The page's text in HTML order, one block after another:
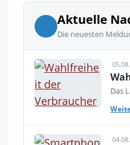
Aktuelle
Die neuesten
Das